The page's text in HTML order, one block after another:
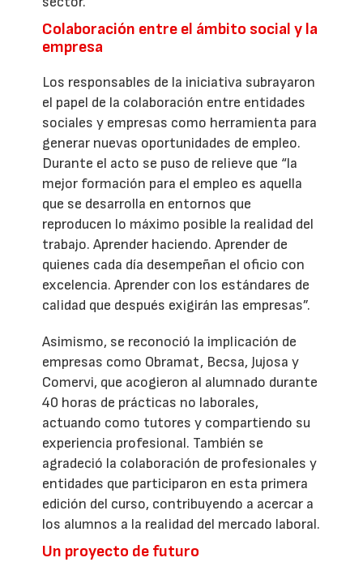
Colaboración entre el ámbito social y la
empresa
Los responsables de la iniciativa subrayaron
el papel de la colaboración entre entidades
sociales y empresas como herramienta para
generar nuevas oportunidades de empleo.
Durante el acto se puso de relieve que “la
mejor formación para el empleo es aquella
que se desarrolla en entornos que
reproducen lo máximo posible la realidad del
trabajo. Aprender haciendo. Aprender de
quienes cada día desempeñan el oficio con
excelencia. Aprender con los estándares de
calidad que después exigirán las empresas”.
Asimismo, se reconoció la implicación de
empresas como Obramat, Becsa, Jujosa y
Comervi, que acogieron al alumnado durante
40 horas de prácticas no laborales,
actuando como tutores y compartiendo su
experiencia profesional. También se
agradeció la colaboración de profesionales y
entidades que participaron en esta primera
edición del curso, contribuyendo a acercar a
los alumnos a la realidad del mercado laboral.
Un proyecto de futuro